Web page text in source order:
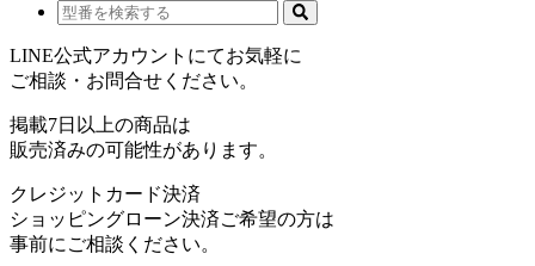
LINE公式アカウントにてお気軽に
ご相談・お問合せください。
掲載7日以上の商品は
販売済みの可能性があります。
クレジットカード決済
ショッピングローン決済ご希望の方は
事前にご相談ください。